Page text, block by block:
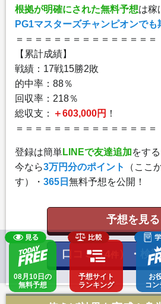
根拠が明確にされた無料予想は稼
PG1マスターズチャンピオンでも
＝＝＝＝＝＝＝＝＝＝＝＝＝＝＝
【累計成績】
戦績：17戦15勝2敗
的中率：88％
回収率：218％
総収支：
＋603,000円 ！
＝＝＝＝＝＝＝＝＝＝＝＝＝＝＝
登録は簡単LINEで友達追加をする
今なら3万円分のポイント
（ここ
す）・ 365日 無料予想を公開！
予想を見る
口コミ（4 ）・検
08月10日の
無料予想
予想サイト
ランキング
お
コン